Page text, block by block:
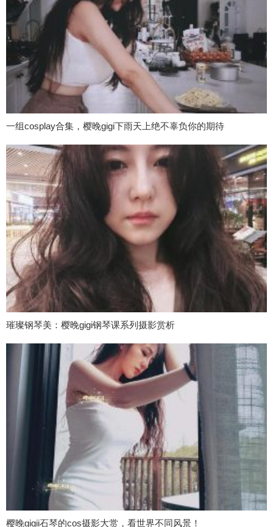
一组cosplay合集，樱晚gigi下雨天上绝不辜负你的期待
璀璨钢琴美：樱晚gigi钢琴课系列摄影赏析
樱晚gigii石琴的cos摄影大赏，看世界不同风景！